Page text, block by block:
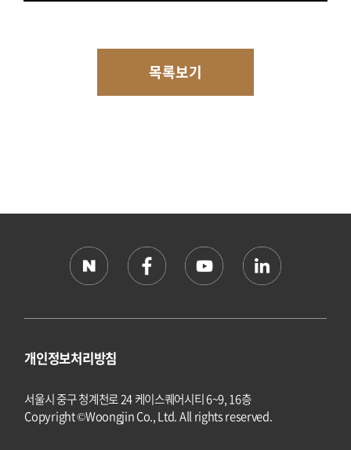
목록보기
개인정보처리방침
서울시 중구 청계천로 24 케이스퀘어시티 6~9, 16층
Copyright ©Woongjin Co., Ltd. All rights reserved.